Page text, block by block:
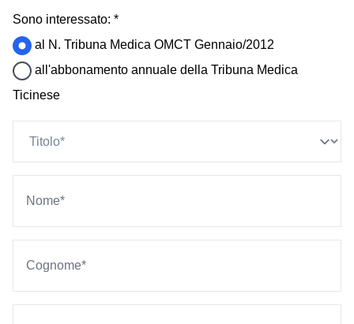
Sono interessato: *
al N. Tribuna Medica OMCT Gennaio/2012
all'abbonamento annuale della Tribuna Medica
Ticinese